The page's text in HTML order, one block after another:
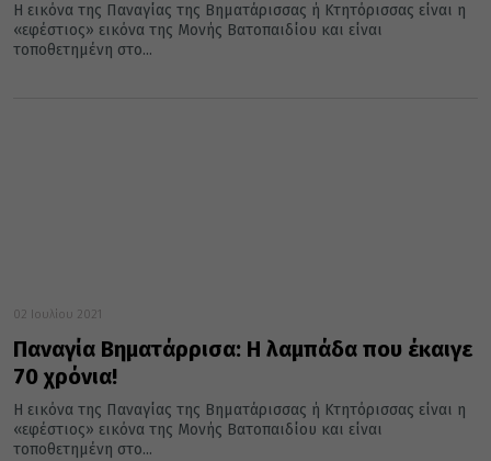
Η εικόνα της Παναγίας της Βηματάρισσας ή Κτητόρισσας είναι η
«εφέστιος» εικόνα της Μονής Βατοπαιδίου και είναι
τοποθετημένη στο...
02 Ιουλίου 2021
Παναγία Βηματάρρισα: Η λαμπάδα που έκαιγε
70 χρόνια!
Η εικόνα της Παναγίας της Βηματάρισσας ή Κτητόρισσας είναι η
«εφέστιος» εικόνα της Μονής Βατοπαιδίου και είναι
τοποθετημένη στο...